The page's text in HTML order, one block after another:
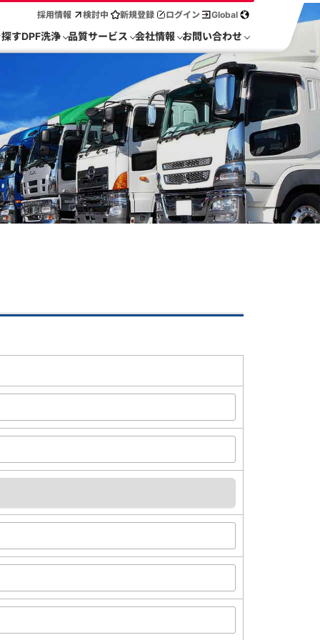
採用情報 検討中 新規登録 ログイン Global
すDPF洗浄 品質サービス 会社情報 お問い合わせ